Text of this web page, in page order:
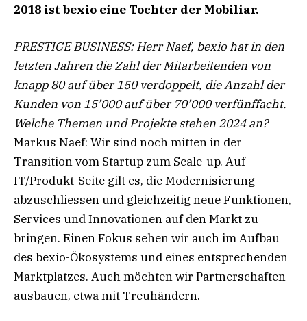
2018 ist bexio eine Tochter der Mobiliar.
PRESTIGE BUSINESS: Herr Naef, bexio hat in den
letzten Jahren die Zahl der Mitarbeitenden von
knapp 80 auf über 150 verdoppelt, die Anzahl der
Kunden von 15’000 auf über 70’000 verfünffacht.
Welche Themen und Projekte stehen 2024 an?
Markus Naef: Wir sind noch mitten in der
Transition vom Startup zum Scale-up. Auf
IT/Produkt-Seite gilt es, die Modernisierung
abzuschliessen und gleichzeitig neue Funktionen,
Services und Innovationen auf den Markt zu
bringen. Einen Fokus sehen wir auch im Aufbau
des bexio-Ökosystems und eines entsprechenden
Marktplatzes. Auch möchten wir Partnerschaften
ausbauen, etwa mit Treuhändern.